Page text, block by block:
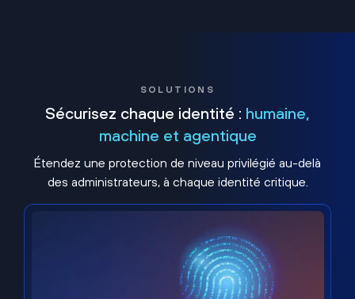
SOLUTIONS
Sécurisez chaque identité : humaine,
machine et agentique
Étendez une protection de niveau privilégié au-delà
des administrateurs, à chaque identité critique.